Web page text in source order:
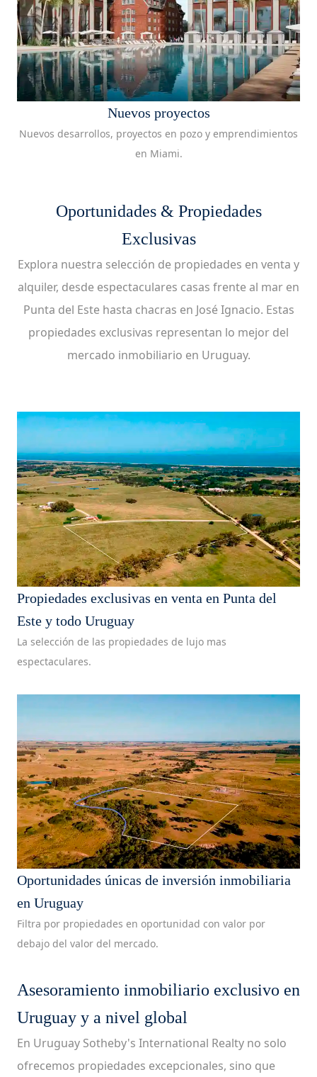
Nuevos proyectos
Nuevos desarrollos, proyectos en pozo y emprendimientos
en Miami.
Oportunidades & Propiedades
Exclusivas
Explora nuestra selección de propiedades en venta y
alquiler, desde espectaculares casas frente al mar en
Punta del Este hasta chacras en José Ignacio. Estas
propiedades exclusivas representan lo mejor del
mercado inmobiliario en Uruguay.
Propiedades exclusivas en venta en Punta del
Este y todo Uruguay
La selección de las propiedades de lujo mas
espectaculares.
Oportunidades únicas de inversión inmobiliaria
en Uruguay
Filtra por propiedades en oportunidad con valor por
debajo del valor del mercado.
Asesoramiento inmobiliario exclusivo en
Uruguay y a nivel global
En Uruguay Sotheby's International Realty no solo
ofrecemos propiedades excepcionales, sino que